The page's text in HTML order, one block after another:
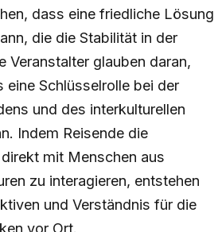
dass eine friedliche Lösung
die die Stabilität in der
Veranstalter glauben daran,
eine Schlüsselrolle bei der
und des interkulturellen
Indem Reisende die
mit Menschen aus
zu interagieren, entstehen
und Verständnis für die